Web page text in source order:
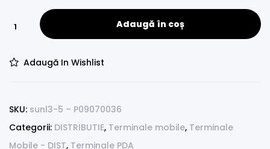
Adaugă în coș
Adaugă In Wishlist
SKU: sunl3-5 – P09070036
Categorii: DISTRIBUTIE, Terminale mobile, Terminale
Mobile - DIST, Terminale PDA